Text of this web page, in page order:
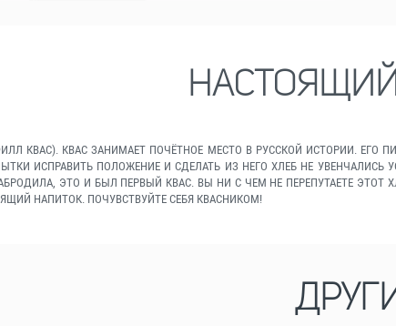
КВАС). КВАС ЗАНИМАЕТ ПОЧЁТНОЕ МЕСТО В РУССКОЙ ИСТОРИИ.
ИСПРАВИТЬ ПОЛОЖЕНИЕ И СДЕЛАТЬ ИЗ НЕГО ХЛЕБ НЕ
ЭТО И БЫЛ ПЕРВЫЙ КВАС. ВЫ НИ С ЧЕМ НЕ ПЕРЕПУТАЕТЕ
НАПИТОК. ПОЧУВСТВУЙТЕ СЕБЯ КВАСНИКОМ!